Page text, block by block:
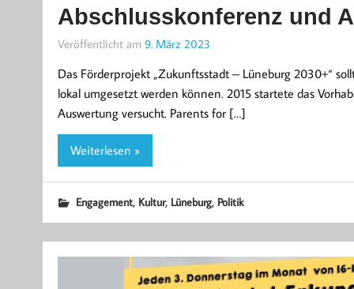
Abschlusskonferenz und
Veröffentlicht am 9. März 2023
Das Förderprojekt „Zukunftsstadt – Lüneburg 2030+“
lokal umgesetzt werden können. 2015 startete das
Auswertung versucht. Parents for […]
Weiterlesen »
Engagement, Kultur, Lüneburg, Politik